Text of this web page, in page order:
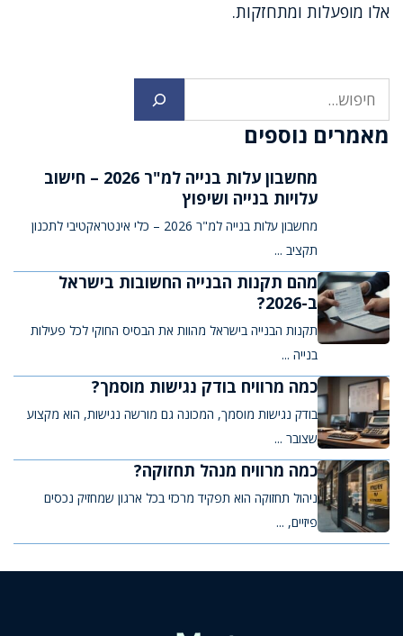
אלו מופעלות ומתחזקות.
מאמרים נוספים
מחשבון עלות בנייה למ"ר 2026 – חישוב
עלויות בנייה ושיפוץ
מחשבון עלות בנייה למ"ר 2026 – כלי אינטראקטיבי לתכנון
תקציב ...
מהם תקנות הבנייה החשובות בישראל
ב-2026?
תקנות הבנייה בישראל מהוות את הבסיס החוקי לכל פעילות
בנייה ...
כמה מרוויח בודק נגישות מוסמך?
בודק נגישות מוסמך, המכונה גם מורשה נגישות, הוא מקצוע
שצובר ...
כמה מרוויח מנהל תחזוקה?
ניהול תחזוקה הוא תפקיד מרכזי בכל ארגון שמחזיק נכסים
פיזיים, ...